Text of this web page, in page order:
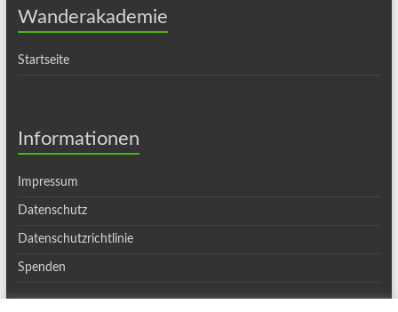
Wanderakademie
Startseite
Informationen
Impressum
Datenschutz
Datenschutzrichtlinie
Spenden